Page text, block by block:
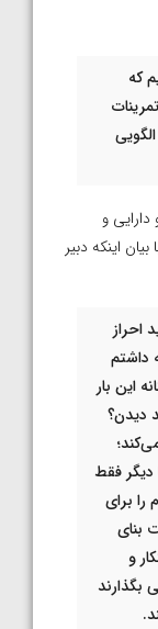
که
و
اینکه دبیر
احراز
داشتم
این بار
دیدن؟
فقط
را برای
بنای
و
بگذارند